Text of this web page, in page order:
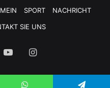
SPORT
NACHRICHT
SIE UNS
YouTubeInstagram